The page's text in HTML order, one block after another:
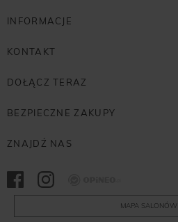
INFORMACJE
KONTAKT
DOŁĄCZ TERAZ
BEZPIECZNE ZAKUPY
ZNAJDŹ NAS
MAPA SALONÓW